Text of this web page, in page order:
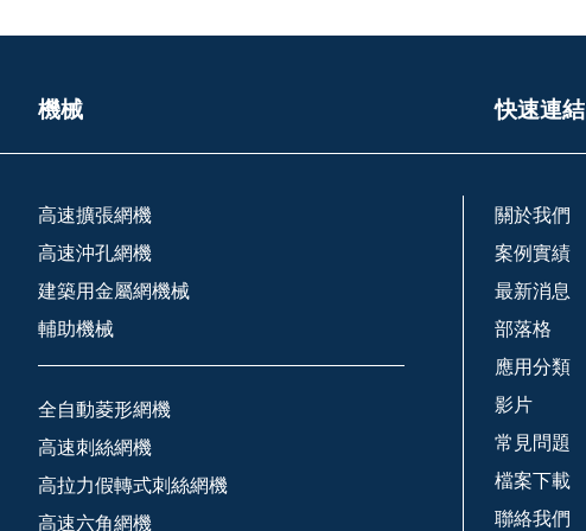
機械
高速擴張網機
高速沖孔網機
建築用金屬網機械
輔助機械
全自動菱形網機
高速刺絲網機
高拉力假轉式刺絲網機
高速六角網機
快速連結
關於我們
案例實績
最新消息
部落格
應用分類
影片
常見問題
檔案下載
聯絡我們